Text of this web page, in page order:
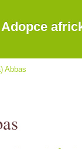
Adopce
Abbas